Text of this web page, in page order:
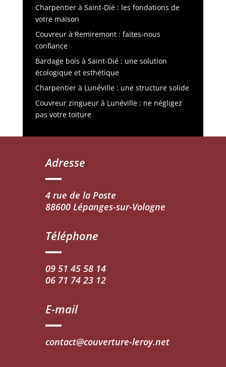
Charpentier à Saint-Dié : les fondations de
votre maison
Couvreur à Remiremont : faites-nous
confiance
Bardage bois à Saint-Dié : une solution
écologique et esthétique
Charpentier à Lunéville : une structure solide
Couvreur zingueur à Lunéville : ne négligez
pas votre toiture
Adresse
4 rue de la Poste
88600 Lépanges-sur-Vologne
Téléphone
09 51 45 58 14
06 71 74 23 12
E-mail
contact@couverture-leroy.net